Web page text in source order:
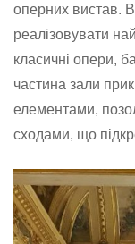
оперних вистав.
реалізовувати
класичні опери,
частина зали
елементами,
сходами, що